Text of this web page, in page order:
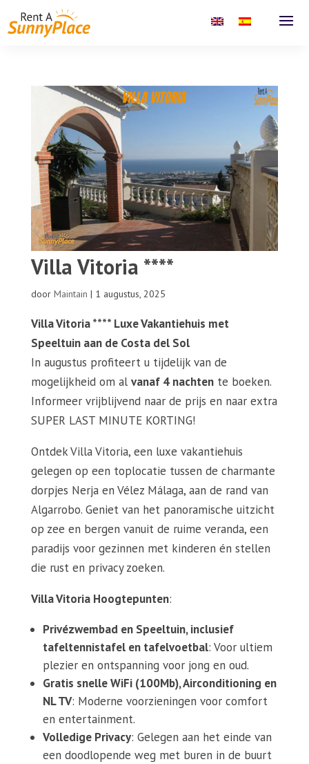
Villa Vitoria ****
door Maintain | 1 augustus, 2025
Villa Vitoria **** Luxe Vakantiehuis met
Speeltuin aan de Costa del Sol
In augustus profiteert u tijdelijk van de
mogelijkheid om al vanaf 4 nachtente boeken.
Informeer vrijblijvend naar de prijs en naar extra
SUPER LAST MINUTE KORTING!
Ontdek Villa Vitoria, een luxe vakantiehuis
gelegen op een toplocatie tussen de charmante
dorpjes Nerja en Vélez Málaga, aan de rand van
Algarrobo. Geniet van het panoramische uitzicht
op zee en bergen vanuit de ruime veranda, een
paradijs voor gezinnen met kinderen én stellen
die rust en privacy zoeken.
Villa Vitoria Hoogtepunten:
Privézwembad en Speeltuin, inclusief
tafeltennistafel en tafelvoetbal: Voor ultiem
plezier en ontspanning voor jong en oud.
Gratis snelle WiFi (100Mb), Airconditioning en
NL TV: Moderne voorzieningen voor comfort
en entertainment.
Volledige Privacy: Gelegen aan het einde van
een doodlopende weg met buren in de buurt